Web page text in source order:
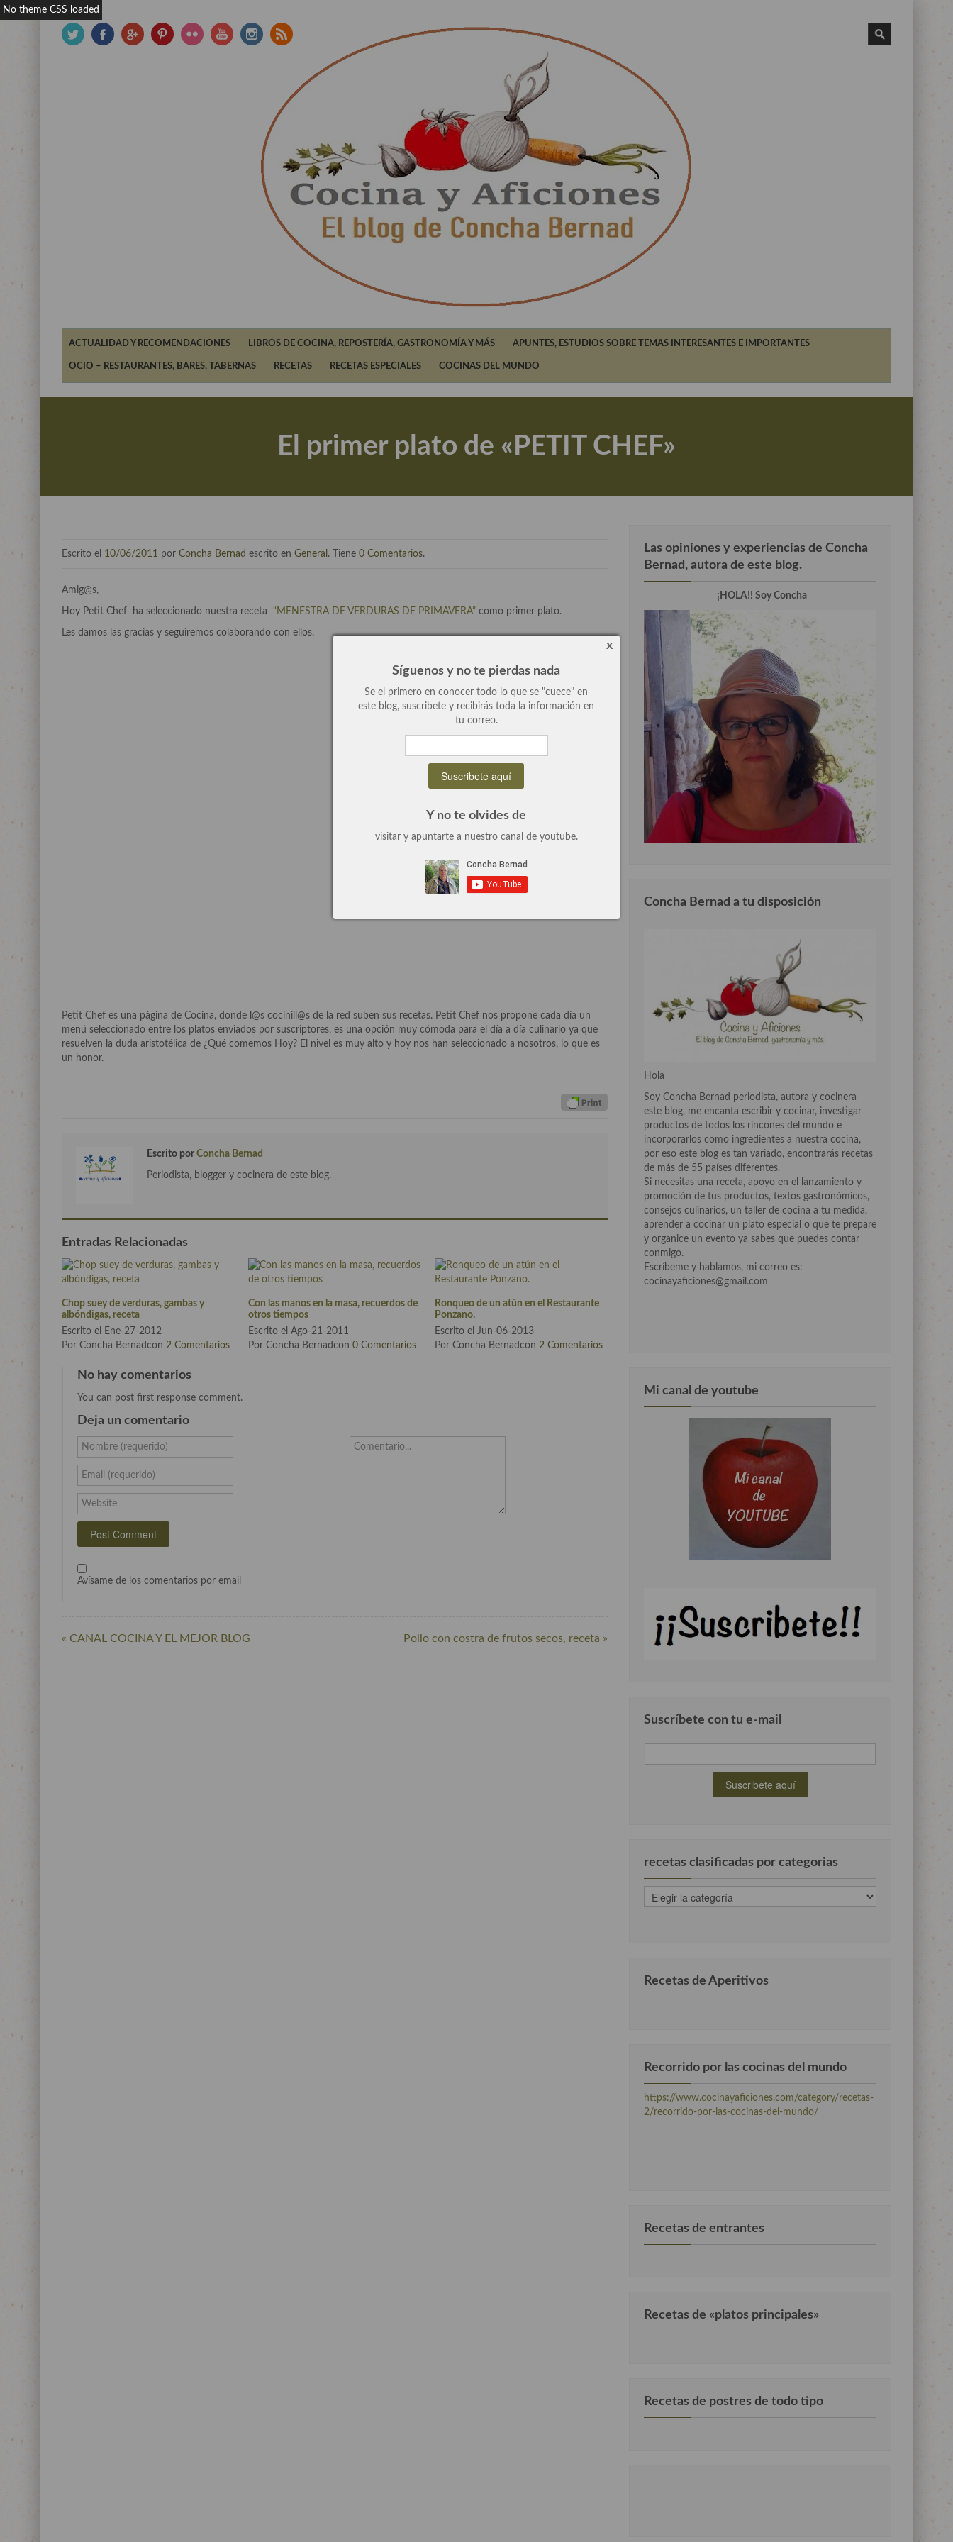
ACTUALIDAD Y RECOMENDACIONES LIBROS DE COCINA, REPOSTERÍA, GASTRONOMÍA Y MÁS APUNTES, ESTUDIOS SOBRE TEMAS INTERESANTES E IMPORTANTES
OCIO – RESTAURANTES, BARES, TABERNAS RECETAS RECETAS ESPECIALES COCINAS DEL MUNDO
El primer plato de «PETIT CHEF»
Escrito el 10/06/2011 por Concha Bernad escrito en General . Tiene 0 Comentarios.
Amig@s,
Hoy Petit Chef ha seleccionado nuestra receta “MENESTRA DE VERDURAS DE PRIMAVERA” como primer plato.
Les damos las gracias y seguiremos colaborando con ellos.
Petit Chef es una página de Cocina, donde l@s cocinill@s de la red suben sus recetas. Petit Chef nos propone cada día un
menú seleccionado entre los platos enviados por suscriptores, es una opción muy cómoda para el día a día culinario ya que
resuelven la duda aristotélica de ¿Qué comemos Hoy? El nivel es muy alto y hoy nos han seleccionado a nosotros, lo que es
un honor.
Escrito por Concha Bernad
Periodista, blogger y cocinera de este blog.
Entradas Relacionadas
Chop suey de verduras, gambas y
albóndigas, receta
Escrito el Ene-27-2012
Por Concha Bernadcon 2 Comentarios
Con las manos en la masa, recuerdos de
otros tiempos
Escrito el Ago-21-2011
Por Concha Bernadcon0 Comentarios
Ronqueo de un atún en el Restaurante
Ponzano.
Escrito el Jun-06-2013
Por Concha Bernadcon2 Comentarios
No hay comentarios
You can post first response comment.
Deja un comentario
Nombre (requerido)
Email (requerido)
Website
Comentario...
Avísame de los comentarios por email
« CANAL COCINA Y EL MEJOR BLOG Pollo con costra de frutos secos, receta »
Las opiniones y experiencias de Concha
Bernad, autora de este blog.
¡HOLA!! Soy Concha
Concha Bernad a tu disposición
Hola
Soy Concha Bernad periodista, autora y cocinera
este blog, me encanta escribir y cocinar, investigar
productos de todos los rincones del mundo e
incorporarlos como ingredientes a nuestra cocina,
por eso este blog es tan variado, encontrarás recetas
de más de 55 países diferentes.
Si necesitas una receta, apoyo en el lanzamiento y
promoción de tus productos, textos gastronómicos,
consejos culinarios, un taller de cocina a tu medida,
aprender a cocinar un plato especial o que te prepare
y organice un evento ya sabes que puedes contar
conmigo.
Escríbeme y hablamos, mi correo es:
cocinayaficiones@gmail.com
Mi canal de youtube
Suscríbete con tu e-mail
recetas clasificadas por categorias
recetas
clasificadas
Recetas de Aperitivos
Recorrido por las cocinas del mundo
https://www.cocinayaficiones.com/category/recetas-
2/recorrido-por-las-cocinas-del-mundo/
Recetas de entrantes
Recetas de «platos principales»
Recetas de postres de todo tipo
x
Síguenos y no te pierdas nada
Se el primero en conocer todo lo que se "cuece" en
este blog, suscribete y recibirás toda la información en
tu correo.
Y no te olvides de
visitar y apuntarte a nuestro canal de youtube.
No theme CSS loaded